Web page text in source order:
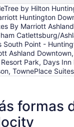
by Hilton
Huntington
By Marriott
Catlettsburg/
South Point -
Ashland
Park, Days
TownePlace
formas